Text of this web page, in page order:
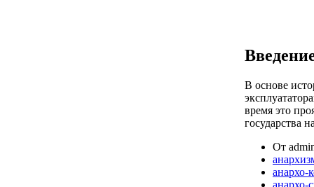
В основе
время это
государства
От
анархо-
анархо-